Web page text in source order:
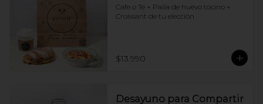
Cafe o Te + Paila de huevo tocino +
Croissant de tu elección
$13.990
Desayuno para Compartir